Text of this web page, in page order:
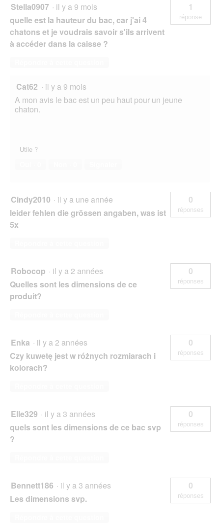
Stella0907 · il y a 9 mois
quelle est la hauteur du bac, car j'ai 4
chatons et je voudrais savoir s'ils arrivent
à accéder dans la caisse ?
1
réponse
Cat62 · il y a 9 mois
A mon avis le bac est un peu haut pour un jeune
chaton.
Utile ?
Cindy2010 · il y a une année
leider fehlen die grössen angaben, was ist
5x
0
réponses
Robocop · il y a 2 années
Quelles sont les dimensions de ce
produit?
0
réponses
Enka · il y a 2 années
Czy kuwetę jest w różnych rozmiarach i
kolorach?
0
réponses
Elle329 · il y a 3 années
quels sont les dimensions de ce bac svp
?
0
réponses
Bennett186 · il y a 3 années
Les dimensions svp.
0
réponses